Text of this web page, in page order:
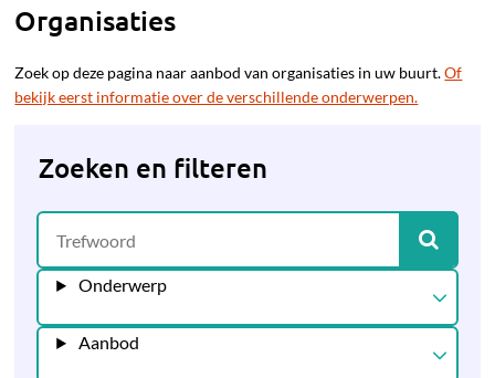
Organisaties
Zoek op deze pagina naar aanbod van organisaties in uw buurt.Of
bekijk eerst informatie over de verschillende onderwerpen.
Zoeken en filteren
Onderwerp
Aanbod